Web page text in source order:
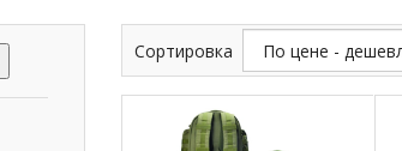
Сортировка